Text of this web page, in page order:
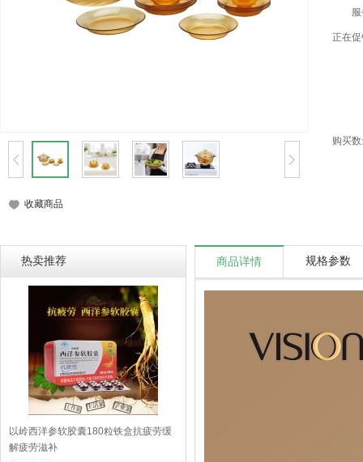
收藏商品
正在
购买
热卖推荐
以岭西洋参软胶囊180粒铁盒抗疲劳缓
解疲劳滋补
商品详情 规格参数